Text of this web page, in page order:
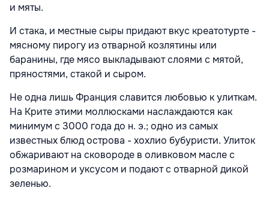
и мяты.
И стака, и местные сыры придают вкус креатотурте -
мясному пирогу из отварной козлятины или
баранины, где мясо выкладывают слоями с мятой,
пряностями, стакой и сыром.
Не одна лишь Франция славится любовью к улиткам.
На Крите этими моллюсками наслаждаются как
минимум с 3000 года до н. э.; одно из самых
известных блюд острова - хохлио бубуристи. Улиток
обжаривают на сковороде в оливковом масле с
розмарином и уксусом и подают с отварной дикой
зеленью.